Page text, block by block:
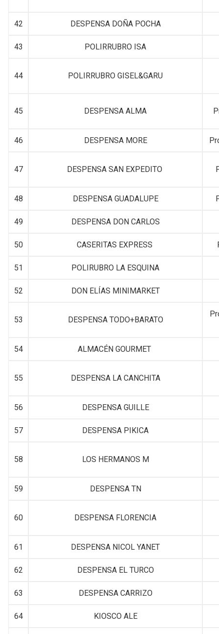
42 DESPENSA DOÑA POCHA
43 POLIRRUBRO ISA
44 POLIRRUBRO GISEL&GARU
45 DESPENSA ALMA
46 DESPENSA MORE
47 DESPENSA SAN EXPEDITO
48 DESPENSA GUADALUPE
49 DESPENSA DON CARLOS
50 CASERITAS EXPRESS
51 POLIRUBRO LA ESQUINA
52 DON ELÍAS MINIMARKET
53 DESPENSA TODO+BARATO
54 ALMACÉN GOURMET
55 DESPENSA LA CANCHITA
56 DESPENSA GUILLE
57 DESPENSA PIKICA
58 LOS HERMANOS M
59 DESPENSA TN
60 DESPENSA FLORENCIA
61 DESPENSA NICOL YANET
62 DESPENSA EL TURCO
63 DESPENSA CARRIZO
64 KIOSCO ALE